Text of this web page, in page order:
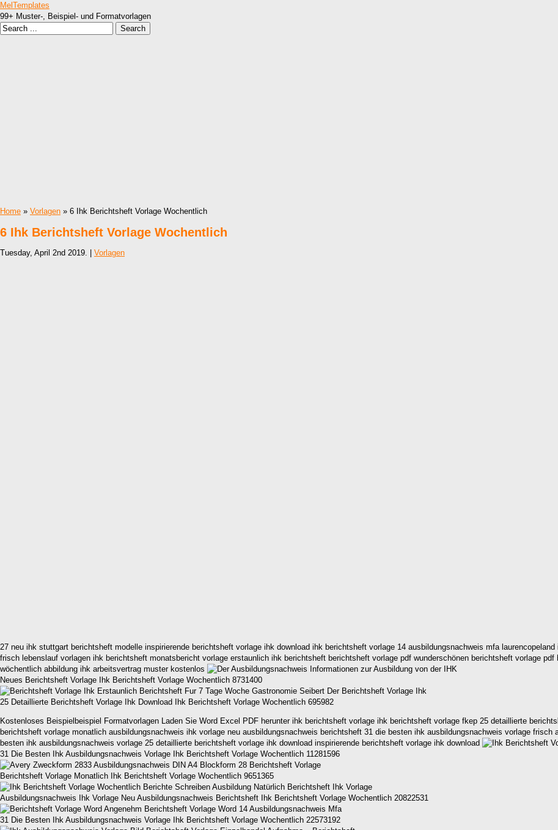
MelTemplates
99+ Muster-, Beispiel- und Formatvorlagen
Home » Vorlagen » 6 Ihk Berichtsheft Vorlage Wochentlich
6 Ihk Berichtsheft Vorlage Wochentlich
Tuesday, April 2nd 2019. | Vorlagen
27 neu ihk stuttgart berichtsheft modelle inspirierende berichtsheft vorlage ihk download ihk berichtsheft vorlage 14 ausbildungsnachweis mfa
frisch lebenslauf vorlagen ihk berichtsheft monatsbericht vorlage erstaunlich ihk berichtsheft berichtsheft vorlage pdf wunderschönen berichtsheft vorlage
wöchentlich abbildung ihk arbeitsvertrag muster kostenlos
Neues Berichtsheft Vorlage Ihk Berichtsheft Vorlage Wochentlich 8731400
25 Detaillierte Berichtsheft Vorlage Ihk Download Ihk Berichtsheft Vorlage Wochentlich 695982
Kostenloses Beispielbeispiel Formatvorlagen Laden Sie Word Excel PDF herunter ihk berichtsheft vorlage ihk berichtsheft vorlage fkep 25 detaillierte
berichtsheft vorlage monatlich ausbildungsnachweis ihk vorlage neu ausbildungsnachweis berichtsheft 31 die besten ihk ausbildungsnachweis vorlage
besten ihk ausbildungsnachweis vorlage 25 detaillierte berichtsheft vorlage ihk download inspirierende berichtsheft vorlage ihk download
31 Die Besten Ihk Ausbildungsnachweis Vorlage Ihk Berichtsheft Vorlage Wochentlich 11281596
Berichtsheft Vorlage Monatlich Ihk Berichtsheft Vorlage Wochentlich 9651365
Ausbildungsnachweis Ihk Vorlage Neu Ausbildungsnachweis Berichtsheft Ihk Berichtsheft Vorlage Wochentlich 20822531
31 Die Besten Ihk Ausbildungsnachweis Vorlage Ihk Berichtsheft Vorlage Wochentlich 22573192